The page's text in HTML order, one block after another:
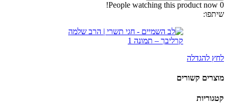
0
People watching this product now!
שיתפו:
לחץ להגדלה
מוצרים קשורים
קטגוריות